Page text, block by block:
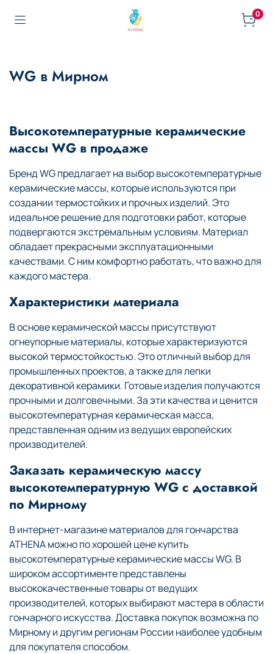
0
WG в Мирном
Высокотемпературные керамические
массы WG в продаже
Бренд WG предлагает на выбор высокотемпературные
керамические массы, которые используются при
создании термостойких и прочных изделий. Это
идеальное решение для подготовки работ, которые
подвергаются экстремальным условиям. Материал
обладает прекрасными эксплуатационными
качествами. С ним комфортно работать, что важно для
каждого мастера.
Характеристики материала
В основе керамической массы присутствуют
огнеупорные материалы, которые характеризуются
высокой термостойкостью. Это отличный выбор для
промышленных проектов, а также для лепки
декоративной керамики. Готовые изделия получаются
прочными и долговечными. За эти качества и ценится
высокотемпературная керамическая масса,
представленная одним из ведущих европейских
производителей.
Заказать керамическую массу
высокотемпературную WG с доставкой
по Мирному
В интернет-магазине материалов для гончарства
ATHENA можно по хорошей цене купить
высокотемпературные керамические массы WG. В
широком ассортименте представлены
высококачественные товары от ведущих
производителей, которых выбирают мастера в области
гончарного искусства. Доставка покупок возможна по
Мирному и другим регионам России наиболее удобным
для покупателя способом.